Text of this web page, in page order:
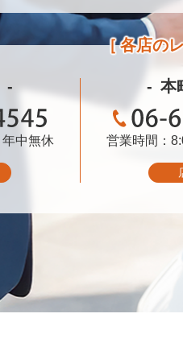
各店の
年中無休
本
営業時間：